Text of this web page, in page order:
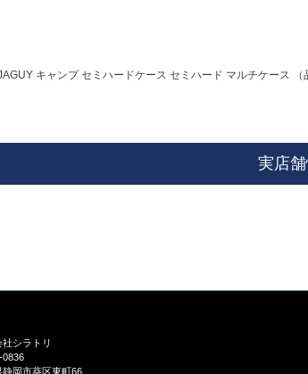
キャンプ セミハードケース セミハード マルチケース （
実店
シラトリ
0836
静岡市葵区東町66